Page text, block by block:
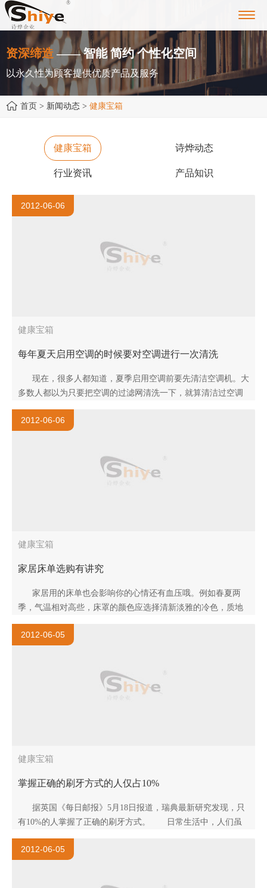
资深缔造 —— 智能 简约 个性化空间
以永久性为顾客提供优质产品及服务
首页 > 新闻动态 > 健康宝箱
健康宝箱 诗烨动态
行业资讯 产品知识
2012-06-06
健康宝箱
每年夏天启用空调的时候要对空调进行一次清洗
现在，很多人都知道，夏季启用空调前要先清洁空调机。大
多数人都以为只要把空调的过滤网清洗一下，就算清洁过空调
了。其实这远远不够，因为空调污染的真正源头..
2012-06-06
健康宝箱
家居床单选购有讲究
家居用的床单也会影响你的心情还有血压哦。例如春夏两
季，气温相对高些，床罩的颜色应选择清新淡雅的冷色，质地
应选择较薄一些的面料；而秋冬两季气温下降，天..
2012-06-05
健康宝箱
掌握正确的刷牙方式的人仅占10%
据英国《每日邮报》5月18日报道，瑞典最新研究发现，只
有10%的人掌握了正确的刷牙方式。 日常生活中，人们虽
然每天都刷牙，可..
2012-06-05